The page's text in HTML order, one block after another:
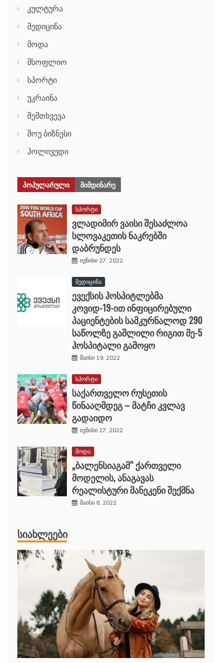
კულტურა
მედიცინა
მოდა
მსოფლიო
სპორტი
უკრაინა
შემთხვევა
შოუ ბიზნესი
ჰოლივუდი
ᲞᲝᲞᲣᲚᲐᲠᲣᲚᲘ ᲛᲘᲛᲓᲘᲜᲐᲠᲔ
სპორტი
ვლადიმირ ვაისი შესაძლოა
სლოვაკეთის ნაკრებში
დაბრუნდეს
ივნისი 27, 2022
მედიცინა
ევექსის ჰოსპიტლებმა
კოვიდ-19-ით ინფიცირებული
პაციენტების სამკურნალოდ 290
საწოლზე გაშლილი რიგით მე-5
ჰოსპიტალი გამოყო
მაისი 19, 2022
სპორტი
საქართველო რუსეთის
წინააღმდეგ – მატჩი კვლავ
გადაიდო
ივნისი 27, 2022
მოდა
„ბალენსიაგამ“ ქართველი
მოდელის, ანაგავას
რეალისტური მანეკენი შექმნა
მაისი 8, 2022
ᲡᲘᲐᲮᲚᲔᲔᲑᲘ